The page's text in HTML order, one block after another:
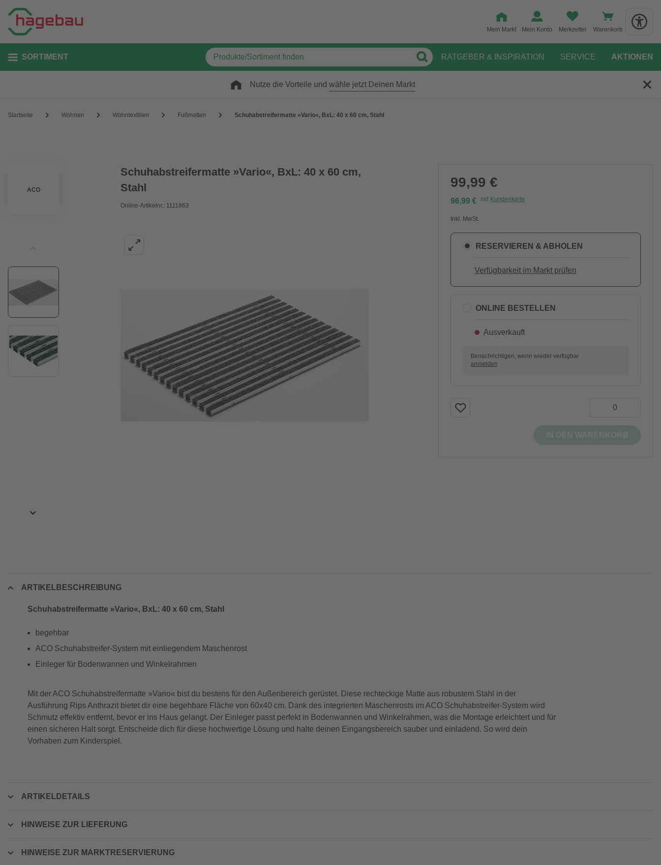
Mein Markt Mein Konto Merkzettel Warenkorb
SORTIMENT RATGEBER & INSPIRATION SERVICE AKTIONEN
Nutze die Vorteile und wähle jetzt Deinen Markt
Startseite Wohnen Wohntextilien Fußmatten Schuhabstreifermatte »Vario«, BxL: 40 x 60 cm, Stahl
ACO
Schuhabstreifermatte »Vario«, BxL: 40 x 60 cm,
Stahl
Online-Artikelnr.: 1111863
99,99 €
96,99 € mit Kundenkarte
Inkl. MwSt.
RESERVIEREN & ABHOLEN
Verfügbarkeit im Markt prüfen
ONLINE BESTELLEN
Ausverkauft
Benachrichtigen, wenn wieder verfügbar
anmelden
ARTIKELBESCHREIBUNG
Schuhabstreifermatte »Vario«, BxL: 40 x 60 cm, Stahl
begehbar
ACO Schuhabstreifer-System mit einliegendem Maschenrost
Einleger für Bodenwannen und Winkelrahmen
Mit der ACO Schuhabstreifermatte »Vario« bist du bestens für den Außenbereich gerüstet. Diese rechteckige Matte aus robustem Stahl in der
Ausführung Rips Anthrazit bietet dir eine begehbare Fläche von 60x40 cm. Dank des integrierten Maschenrosts im ACO Schuhabstreifer-System wird
Schmutz effektiv entfernt, bevor er ins Haus gelangt. Der Einleger passt perfekt in Bodenwannen und Winkelrahmen, was die Montage erleichtert und für
einen sicheren Halt sorgt. Entscheide dich für diese hochwertige Lösung und halte deinen Eingangsbereich sauber und einladend. So wird dein
Vorhaben zum Kinderspiel.
ARTIKELDETAILS
HINWEISE ZUR LIEFERUNG
HINWEISE ZUR MARKTRESERVIERUNG